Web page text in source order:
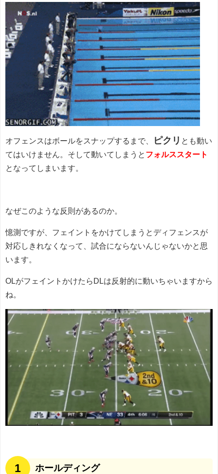
オフェンスはボールをスナップするまで、 ピクリ とも動い
てはいけません。そして動いてしまうと フォルススタート
となってしまいます。
なぜこのような反則があるのか。
憶測ですが、フェイントをかけてしまうとディフェンスが
対応しきれなくなって、試合にならないんじゃないかと思
います。
OLがフェイントかけたらDLは反射的に動いちゃいますから
ね。
1 ホールディング